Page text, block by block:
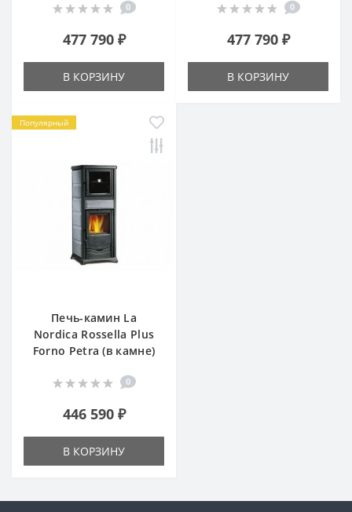
0
477 790 ₽
В КОРЗИНУ
0
477 790 ₽
В КОРЗИНУ
Популярный
Печь-камин La
Nordica Rossella Plus
Forno Petra (в камне)
0
446 590 ₽
В КОРЗИНУ